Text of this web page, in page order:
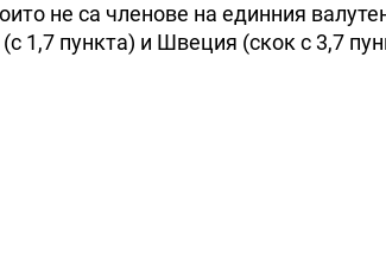
не са членове на единния
1,7 пункта) и Швеция (скок с 3,7